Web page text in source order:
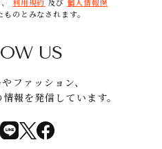
利用規約 及び 個人情報保
ものとみなされます。
US
ファッション、
報を発信しています。